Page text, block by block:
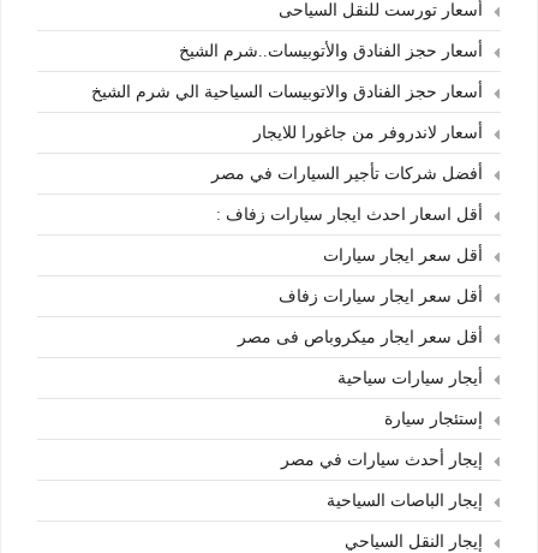
أسعار تورست للنقل السياحى
أسعار حجز الفنادق والأتوبيسات..شرم الشيخ
أسعار حجز الفنادق والاتوبيسات السياحية الي شرم الشيخ
أسعار لاندروفر من جاغورا للايجار
أفضل شركات تأجير السيارات في مصر
أقل اسعار احدث ايجار سيارات زفاف :
أقل سعر ايجار سيارات
أقل سعر ايجار سيارات زفاف
أقل سعر ايجار ميكروباص فى مصر
أيجار سيارات سياحية
إستئجار سيارة
إيجار أحدث سيارات في مصر
إيجار الباصات السياحية
إيجار النقل السياحي